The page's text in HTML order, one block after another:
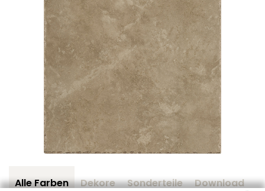
Alle Farben Dekore Sonderteile Download